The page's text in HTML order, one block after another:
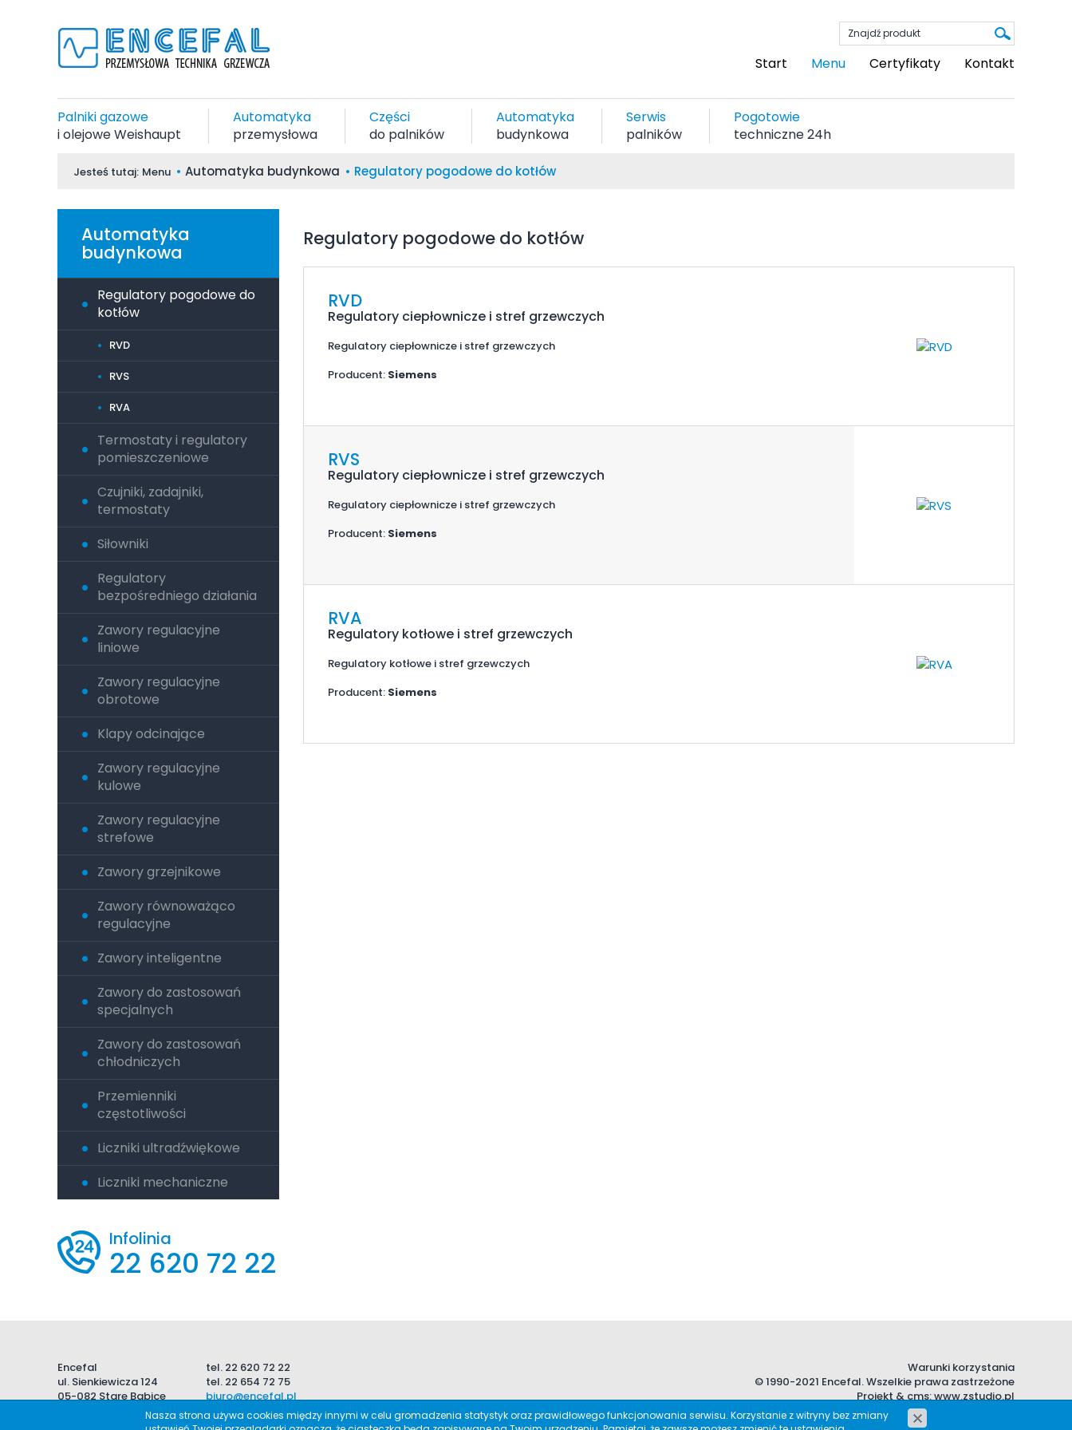
Start Menu Certyfikaty Kontakt
Palniki gazowe
i olejowe Weishaupt
Automatyka
przemysłowa
Części
do palników
Automatyka
budynkowa
Serwis
palników
Pogotowie
techniczne 24h
Jesteś tutaj: Menu Automatyka budynkowa Regulatory pogodowe do kotłów
Automatyka
budynkowa
Regulatory pogodowe do
kotłów
RVD
RVS
RVA
Termostaty i regulatory
pomieszczeniowe
Czujniki, zadajniki,
termostaty
Siłowniki
Regulatory
bezpośredniego działania
Zawory regulacyjne
liniowe
Zawory regulacyjne
obrotowe
Klapy odcinające
Zawory regulacyjne
kulowe
Zawory regulacyjne
strefowe
Zawory grzejnikowe
Zawory równoważąco
regulacyjne
Zawory inteligentne
Zawory do zastosowań
specjalnych
Zawory do zastosowań
chłodniczych
Przemienniki
częstotliwości
Liczniki ultradźwiękowe
Liczniki mechaniczne
Infolinia
22 620 72 22
Regulatory pogodowe do kotłów
RVD
Regulatory ciepłownicze i stref grzewczych
Regulatory ciepłownicze i stref grzewczych
Producent: Siemens
RVS
Regulatory ciepłownicze i stref grzewczych
Regulatory ciepłownicze i stref grzewczych
Producent: Siemens
RVA
Regulatory kotłowe i stref grzewczych
Regulatory kotłowe i stref grzewczych
Producent: Siemens
Encefal
ul. Sienkiewicza 124
05-082 Stare Babice
tel. 22 620 72 22
tel. 22 654 72 75
biuro@encefal.pl
Warunki korzystania
© 1990-2021 Encefal. Wszelkie prawa zastrzeżone
Projekt &cms:www.zstudio.pl
Nasza strona używa cookies między innymi w celu gromadzenia statystyk oraz prawidłowego funkcjonowania serwisu. Korzystanie z witryny bez zmiany